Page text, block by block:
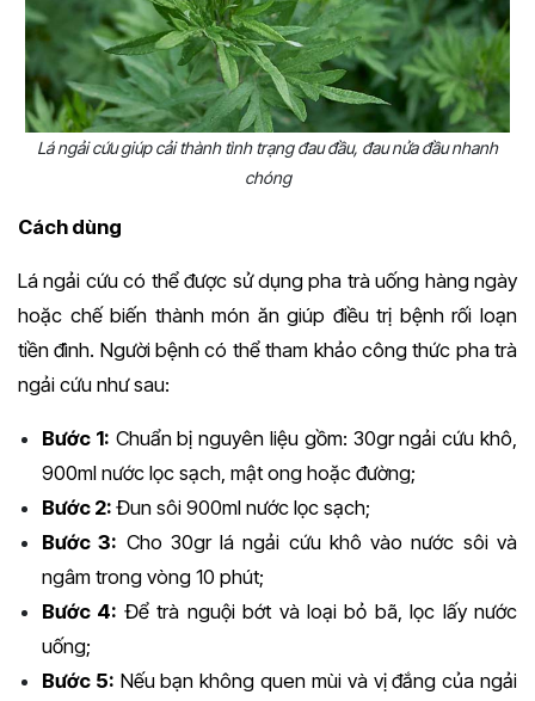
Lá ngải cứu giúp cải thành tình trạng đau đầu, đau nửa đầu nhanh
chóng
Cách dùng
Lá ngải cứu có thể được sử dụng pha trà uống hàng ngày
hoặc chế biến thành món ăn giúp điều trị bệnh rối loạn
tiền đình. Người bệnh có thể tham khảo công thức pha trà
ngải cứu như sau:
Bước 1: Chuẩn bị nguyên liệu gồm: 30gr ngải cứu khô,
900ml nước lọc sạch, mật ong hoặc đường;
Bước 2: Đun sôi 900ml nước lọc sạch;
Bước 3: Cho 30gr lá ngải cứu khô vào nước sôi và
ngâm trong vòng 10 phút;
Bước 4: Để trà nguội bớt và loại bỏ bã, lọc lấy nước
uống;
Bước 5: Nếu bạn không quen mùi và vị đắng của ngải